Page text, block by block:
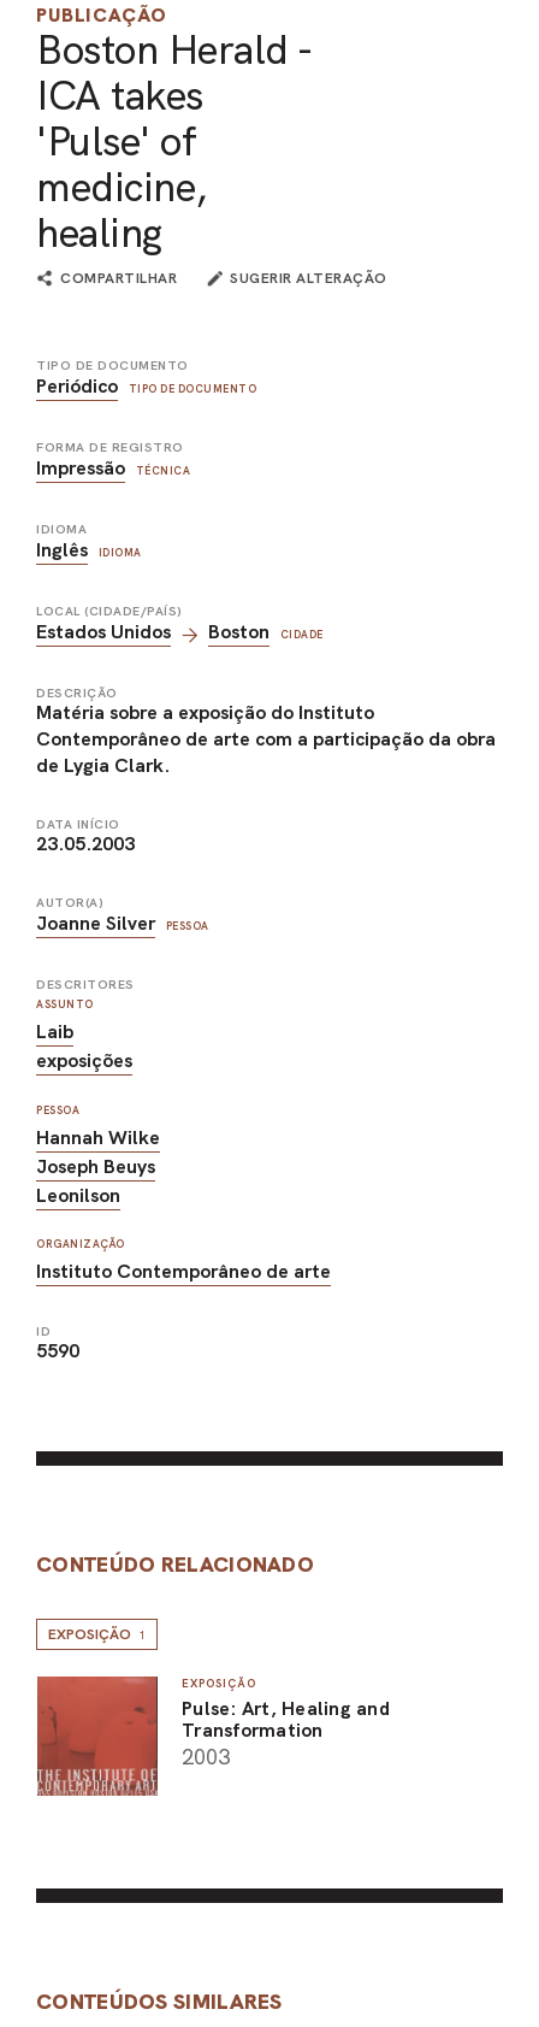
PUBLICAÇÃO
Boston Herald -
ICA takes
'Pulse' of
medicine,
healing
COMPARTILHAR SUGERIR ALTERAÇÃO
TIPO DE DOCUMENTO
Periódico TIPO DE DOCUMENTO
FORMA DE REGISTRO
Impressão TÉCNICA
IDIOMA
Inglês IDIOMA
LOCAL (CIDADE/PAÍS)
Estados Unidos Boston CIDADE
DESCRIÇÃO
Matéria sobre a exposição do Instituto
Contemporâneo de arte com a participação da obra
de Lygia Clark.
DATA INÍCIO
23.05.2003
AUTOR(A)
Joanne Silver PESSOA
DESCRITORES
ASSUNTO
Laib
exposições
PESSOA
Hannah Wilke
Joseph Beuys
Leonilson
ORGANIZAÇÃO
Instituto Contemporâneo de arte
ID
5590
CONTEÚDO RELACIONADO
EXPOSIÇÃO 1
EXPOSIÇÃO
Pulse: Art, Healing and
Transformation
2003
CONTEÚDOS SIMILARES